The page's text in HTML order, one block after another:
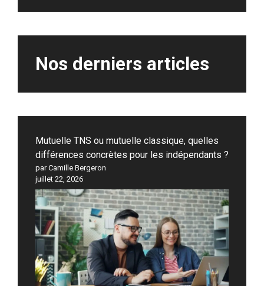
Nos derniers articles
Mutuelle TNS ou mutuelle classique, quelles
différences concrètes pour les indépendants ?
par Camille Bergeron
juillet 22, 2026